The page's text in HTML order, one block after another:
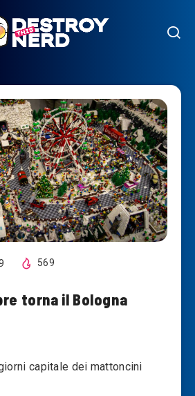
569
torna il Bologna
capitale dei mattoncini